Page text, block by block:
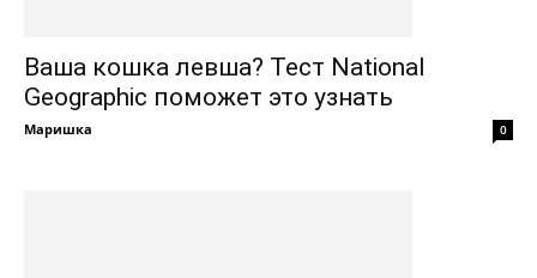
Ваша кошка левша? Тест National
Geographic поможет это узнать
Маришка 0